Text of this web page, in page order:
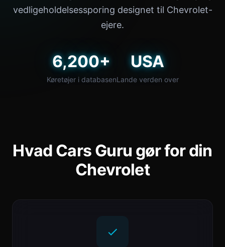
vedligeholdelsessporing designet til Chevrolet-
ejere.
6,200+
Køretøjer i databasen
USA
Lande verden over
Hvad Cars Guru gør for din
Chevrolet